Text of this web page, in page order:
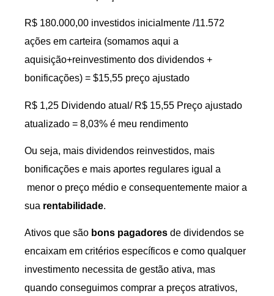
R$ 180.000,00 investidos inicialmente /11.572
ações em carteira (somamos aqui a
aquisição+reinvestimento dos dividendos +
bonificações) = $15,55 preço ajustado
R$ 1,25 Dividendo atual/ R$ 15,55 Preço ajustado
atualizado = 8,03% é meu rendimento
Ou seja, mais dividendos reinvestidos, mais
bonificações e mais aportes regulares igual a
menor o preço médio e consequentemente maior a
sua rentabilidade.
Ativos que são bons pagadores de dividendos se
encaixam em critérios específicos e como qualquer
investimento necessita de gestão ativa, mas
quando conseguimos comprar a preços atrativos,